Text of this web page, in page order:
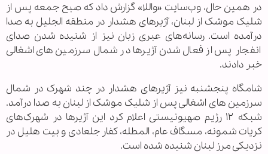
در همین حال، وب‌سایت «واللا» گزارش داد که صبح جمعه پس از
شلیک موشک از لبنان، آژیرهای هشدار در منطقه الجلیل به صدا
درآمده است. رسانه‌های عبری زبان نیز از شنیده شدن صدای
انفجار پس از فعال شدن آژیرها در شمال سرزمین های اشغالی
خبر دادند.
شامگاه پنجشنبه نیز آژیرهای هشدار در چند شهرک در شمال
سرزمین های اشغالی پس از شلیک موشک از لبنان به صدا درآمد.
شبکه ۱۲ رژیم صهیونیستی اعلام کرد این آژیرها در شهرک‌های
کریات شمونه، مسگاف عام، المطله، کفار جلعادی و بیت هلیل در
نزدیکی مرز لبنان شنیده شده است.